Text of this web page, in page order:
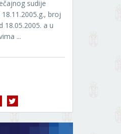
sudije
broj
18.05.2005. a u
...